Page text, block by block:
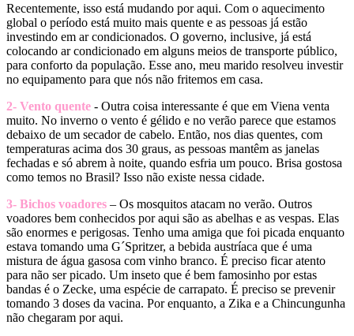
Recentemente, isso está mudando por aqui. Com o aquecimento
global o período está muito mais quente e as pessoas já estão
investindo em ar condicionados. O governo, inclusive, já está
colocando ar condicionado em alguns meios de transporte público,
para conforto da população. Esse ano, meu marido resolveu investir
no equipamento para que nós não fritemos em casa.
2- Vento quente - Outra coisa interessante é que em Viena venta
muito. No inverno o vento é gélido e no verão parece que estamos
debaixo de um secador de cabelo. Então, nos dias quentes, com
temperaturas acima dos 30 graus, as pessoas mantêm as janelas
fechadas e só abrem à noite, quando esfria um pouco. Brisa gostosa
como temos no Brasil? Isso não existe nessa cidade.
3- Bichos voadores – Os mosquitos atacam no verão. Outros
voadores bem conhecidos por aqui são as abelhas e as vespas. Elas
são enormes e perigosas. Tenho uma amiga que foi picada enquanto
estava tomando uma G´Spritzer, a bebida austríaca que é uma
mistura de água gasosa com vinho branco. É preciso ficar atento
para não ser picado. Um inseto que é bem famosinho por estas
bandas é o Zecke, uma espécie de carrapato. É preciso se prevenir
tomando 3 doses da vacina. Por enquanto, a Zika e a Chincungunha
não chegaram por aqui.